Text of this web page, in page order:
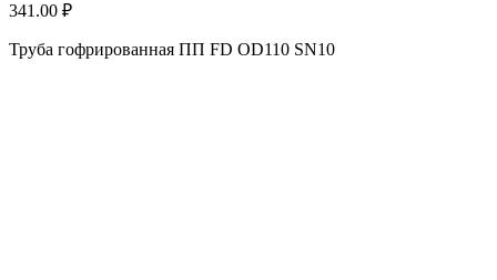
341.00 ₽
Труба гофрированная ПП FD OD110 SN10